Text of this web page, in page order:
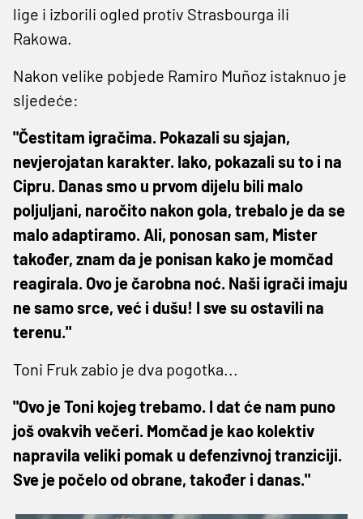
lige i izborili ogled protiv Strasbourga ili
Rakowa.
Nakon velike pobjede Ramiro Muñoz istaknuo je
sljedeće:
"Čestitam igračima. Pokazali su sjajan,
nevjerojatan karakter. Iako, pokazali su to i na
Cipru. Danas smo u prvom dijelu bili malo
poljuljani, naročito nakon gola, trebalo je da se
malo adaptiramo. Ali, ponosan sam, Mister
također, znam da je ponisan kako je momčad
reagirala. Ovo je čarobna noć. Naši igrači imaju
ne samo srce, već i dušu! I sve su ostavili na
terenu."
Toni Fruk zabio je dva pogotka...
"Ovo je Toni kojeg trebamo. I dat će nam puno
još ovakvih večeri. Momčad je kao kolektiv
napravila veliki pomak u defenzivnoj tranziciji.
Sve je počelo od obrane, također i danas."